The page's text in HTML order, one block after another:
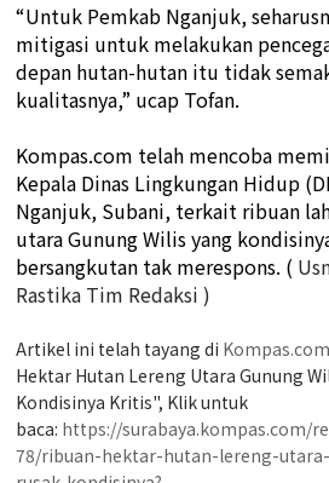
“Untuk Pemkab Nganjuk,
mitigasi untuk melakukan
depan hutan-hutan itu tidak
kualitasnya,” ucap Tofan.
Kompas.com telah mencoba
Kepala Dinas Lingkungan Hidup
Nganjuk, Subani, terkait ribuan
utara Gunung Wilis yang
bersangkutan tak merespons. (
Rastika Tim Redaksi )
Artikel ini telah tayang di Kompas.com
Hektar Hutan Lereng Utara Gunung
Kondisinya Kritis", Klik untuk
baca: https://surabaya.kompas.com/
78/ribuan-hektar-hutan-lereng-